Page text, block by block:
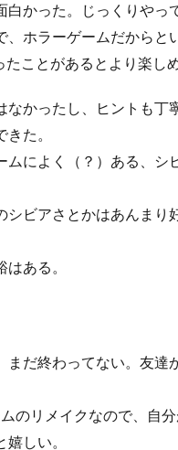
白かった。じっくりやっ
ホラーゲームだからと
ことがあるとより楽し
なかったし、ヒントも丁
た。
ムによく（？）ある、シ
シビアさとかはあんま
ある。
まだ終わってない。友達
のリメイクなので、自
しい。